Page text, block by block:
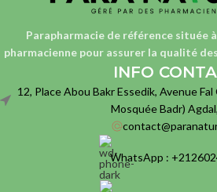
Parapharmacie de référence située
pharmaciennepour assurer la qualité
INFO
12, Place Abou Bakr Essedik, Avenue
Mosquée Badr)
WhatsApp :